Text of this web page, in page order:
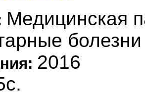
Медицинская
болезни
2016